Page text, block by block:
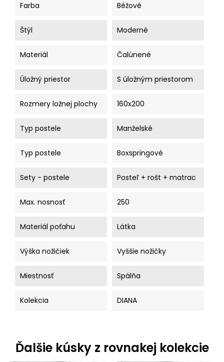
Farba Béžové
Štýl Moderné
Materiál Čalúnené
Úložný priestor S úložným priestorom
Rozmery ložnej plochy 160x200
Typ postele Manželské
Typ postele Boxspringové
Sety - postele Posteľ + rošt + matrac
Max. nosnosť 250
Materiál poťahu Látka
Výška nožičiek Vyššie nožičky
Miestnosť Spálňa
Kolekcia DIANA
Ďalšie kúsky z rovnakej kolekcie